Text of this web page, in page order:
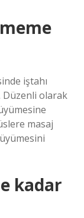
iştahı
olarak
masaj
kadar